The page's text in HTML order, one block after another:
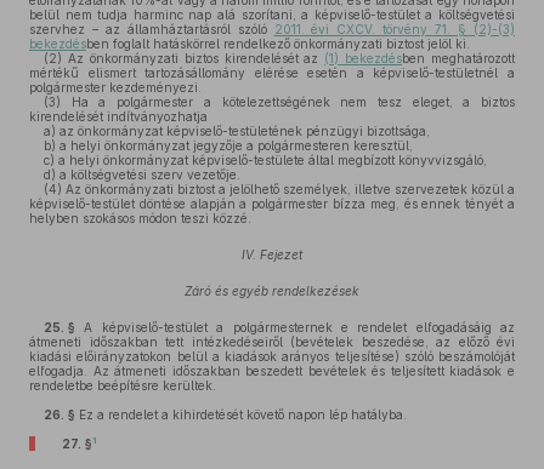
belül nem tudja harminc nap alá szorítani, a képviselő-testület a költségvetési
szervhez – az államháztartásról szóló 2011. évi CXCV. törvény 71. § (2)-(3)
bekezdésben foglalt hatáskörrel rendelkező önkormányzati biztost jelöl ki.
(2) Az önkormányzati biztos kirendelését az (1) bekezdésben meghatározott
mértékű elismert tartozásállomány elérése esetén a képviselő-testületnél a
polgármester kezdeményezi.
(3) Ha a polgármester a kötelezettségének nem tesz eleget, a biztos
kirendelését indítványozhatja
a) az önkormányzat képviselő-testületének pénzügyi bizottsága,
b) a helyi önkormányzat jegyzője a polgármesteren keresztül,
c) a helyi önkormányzat képviselő-testülete által megbízott könyvvizsgáló,
d) a költségvetési szerv vezetője.
(4) Az önkormányzati biztost a jelölhető személyek, illetve szervezetek közül a
képviselő-testület döntése alapján a polgármester bízza meg, és ennek tényét a
helyben szokásos módon teszi közzé.
IV. Fejezet
Záró és egyéb rendelkezések
25. § A képviselő-testület a polgármesternek e rendelet elfogadásáig az
átmeneti időszakban tett intézkedéseiről (bevételek beszedése, az előző évi
kiadási előirányzatokon belül a kiadások arányos teljesítése) szóló beszámolóját
elfogadja. Az átmeneti időszakban beszedett bevételek és teljesített kiadások e
rendeletbe beépítésre kerültek.
26. § Ez a rendelet a kihirdetését követő napon lép hatályba.
27. § 1